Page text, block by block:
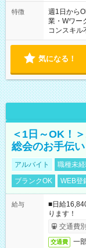
特徴 週1日から
業・Wワー
コンスキル
気になる！
＜1日～OK！
総会のお手伝い
アルバイト 職種未
ブランクOK
WEB登
給与
■日給
ります！
交通費
交通費 一